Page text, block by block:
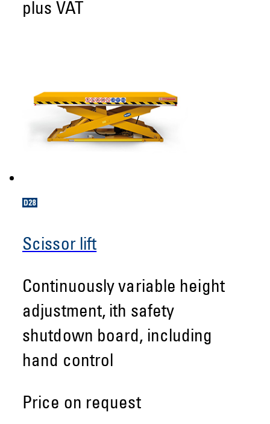
plus VAT
Scissor lift
Continuously variable height
adjustment, ith safety
shutdown board, including
hand control
Price on request